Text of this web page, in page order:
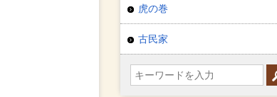
虎の巻
古民家